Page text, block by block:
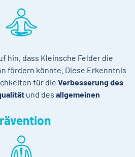
hin, dass Kleinsche Felder die
fördern könnte. Diese Erkenntnis
für die Verbesserung des
und des allgemeinen